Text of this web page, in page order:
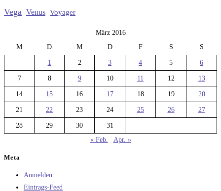
Vega Venus Voyager
März 2016
M
D M D F S S
1 2 3 4 5 6
7 8 9 10 11 12 13
14 15 16 17 18 19 20
21 22 23 24 25 26 27
28 29 30
31
« Feb.
Apr. »
Meta
Anmelden
Eintrags-Feed